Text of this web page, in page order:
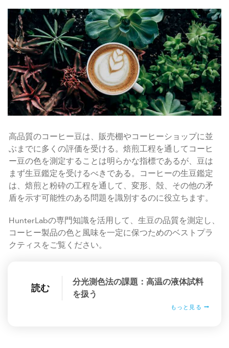
高品質のコーヒー豆は、販売棚やコーヒーショップに並
ぶまでに多くの評価を受ける。焙煎工程を通してコーヒ
ー豆の色を測定することは明らかな指標であるが、豆は
まず生豆鑑定を受けるべきである。コーヒーの生豆鑑定
は、焙煎と粉砕の工程を通して、変形、殻、その他の矛
盾を示す可能性のある問題を識別するのに役立ちます。
HunterLabの専門知識を活用して、生豆の品質を測定し、
コーヒー製品の色と風味を一定に保つためのベストプラ
クティスをご覧ください。
読む
分光測色法の課題：高温の液体試料
を扱う
もっと見る